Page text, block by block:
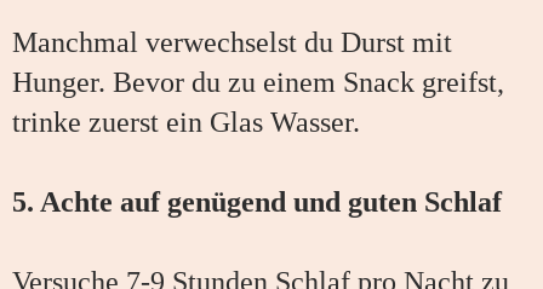
Manchmal verwechselst du Durst mit
Hunger. Bevor du zu einem Snack greifst,
trinke zuerst ein Glas Wasser.
5. Achte auf genügend und guten Schlaf
Versuche 7-9 Stunden Schlaf pro Nacht zu